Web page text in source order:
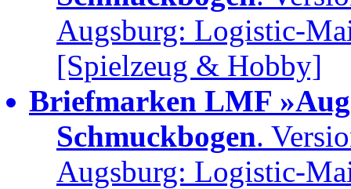
Augsburg: Logistic-
[Spielzeug & Hobby]
Briefmarken LMF
Schmuckbogen.
Augsburg: Logistic-